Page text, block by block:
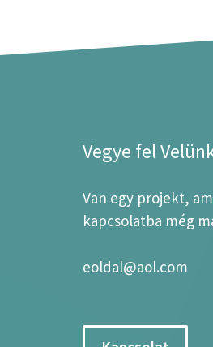
Vegye fel
Van egy projekt,
kapcsolatba még
eoldal@aol.com